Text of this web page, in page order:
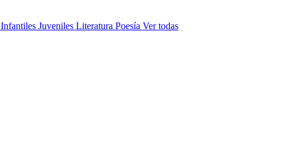
Infantiles Juveniles Literatura Poesía Ver todas